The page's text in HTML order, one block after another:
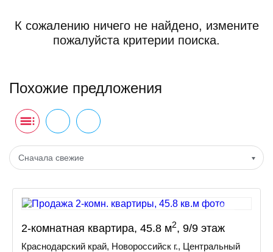
К сожалению ничего не найдено, измените
пожалуйста критерии поиска.
Похожие предложения
Сначала свежие
2-комнатная квартира, 45.8 м2, 9/9 этаж
Краснодарский край, Новороссийск г., Центральный